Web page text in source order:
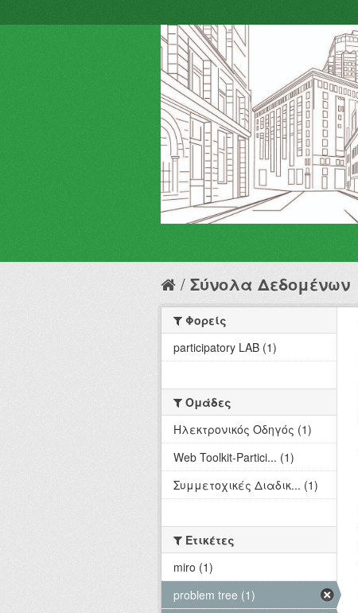
Σύνολα Δεδομένων
Φορείς
participatory LAB (1)
Ομάδες
Hλεκτρονικός Οδηγός (1)
Web Toolkit-Partici... (1)
Συμμετοχικές Διαδικ... (1)
Ετικέτες
miro (1)
problem tree (1)